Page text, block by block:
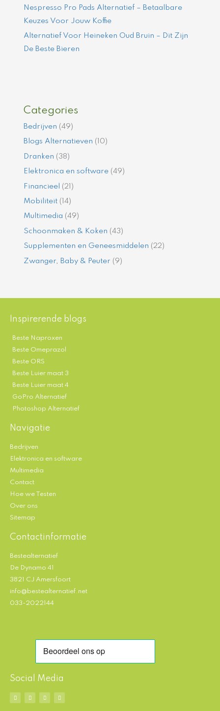
Nespresso Pro Pads Alternatief – Betaalbare
Keuzes Voor Jouw Koffie
Alternatief Voor Heineken Oud Bruin – Dit Zijn
De Beste Bieren
Categories
Bedrijven (49)
Blogs Alternatieven (10)
Dranken (38)
Elektronica en software (49)
Financieel (21)
Mobiliteit (14)
Multimedia (49)
Schoonmaken & Koken (43)
Supplementen en Geneesmiddelen (22)
Zwanger, Baby & Peuter (9)
Inspirerende blogs
Beste Naproxen
Beste Omeprazol
Beste ORS
Beste Luier maat 3
Beste Luier maat 4
GoPro Alternatief
Photoshop Alternatief
Navigatie
Bedrijven
Elektronica en software
Multimedia
Contact
Hoe we Testen
Over ons
Sitemap
Contactinformatie
Bestealternatief
De Dynamo 41
3821 CJ Amersfoort
info@bestealternatief.net
033-2022144
Social Media
a
n
i
i